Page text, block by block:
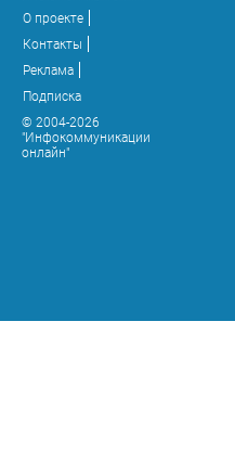
О проекте
Контакты
Реклама
Подписка
© 2004-2026
"Инфокоммуникации
онлайн"